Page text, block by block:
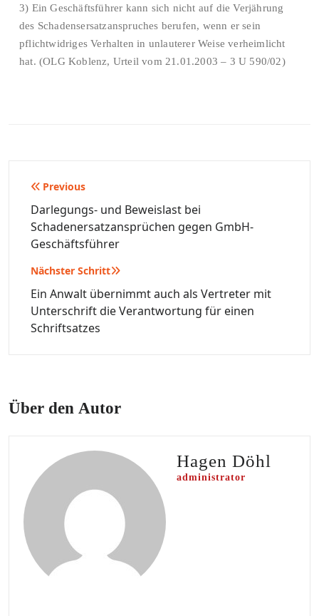
3) Ein Geschäftsführer kann sich nicht auf die Verjährung
des Schadensersatzanspruches berufen, wenn er sein
pflichtwidriges Verhalten in unlauterer Weise verheimlicht
hat. (OLG Koblenz, Urteil vom 21.01.2003 – 3 U 590/02)
Beitragsnavigation
Previous
Darlegungs- und Beweislast bei
Schadenersatzansprüchen gegen GmbH-
Geschäftsführer
Nächster Schritt
Ein Anwalt übernimmt auch als Vertreter mit
Unterschrift die Verantwortung für einen
Schriftsatzes
Über den Autor
Hagen Döhl
administrator